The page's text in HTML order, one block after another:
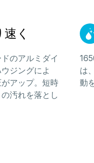
く
のアルミダイ
ジングによ
アップ。短時
汚れを落とし
は
動